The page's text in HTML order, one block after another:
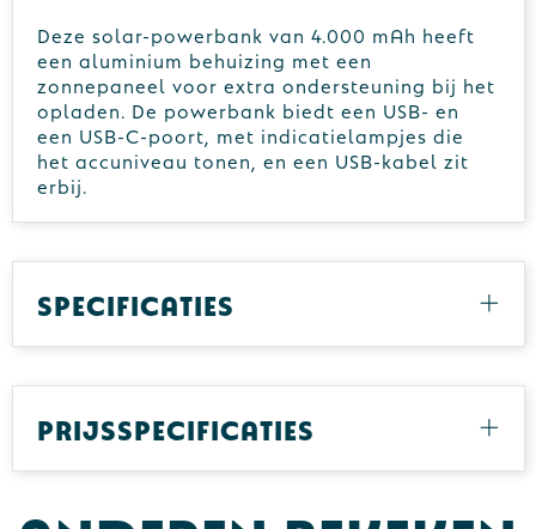
Deze solar-powerbank van 4.000 mAh heeft
een aluminium behuizing met een
zonnepaneel voor extra ondersteuning bij het
opladen. De powerbank biedt een USB- en
een USB-C-poort, met indicatielampjes die
het accuniveau tonen, en een USB-kabel zit
erbij.
Specificaties
Prijsspecificaties